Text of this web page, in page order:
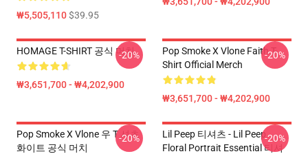
₩5,505,110$39.95
HOMAGE T-SHIRT 공식 머치
₩3,651,700 - ₩4,202,900
-20%
Pop Smoke X Vlone Faith T-
Shirt Official Merch
₩3,651,700 - ₩4,202,900
-20%
Pop Smoke X Vlone 우 T 셔츠
화이트 공식 머치
-20%
Lil Peep 티셔츠 - Lil Peep
Floral Portrait Essential 티셔
-20%